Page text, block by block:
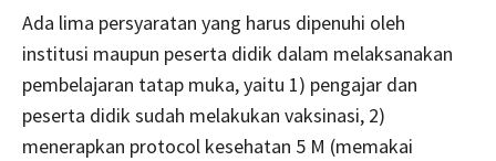
Ada lima persyaratan yang harus dipenuhi oleh
institusi maupun peserta didik dalam melaksanakan
pembelajaran tatap muka, yaitu 1) pengajar dan
peserta didik sudah melakukan vaksinasi, 2)
menerapkan protocol kesehatan 5 M (memakai